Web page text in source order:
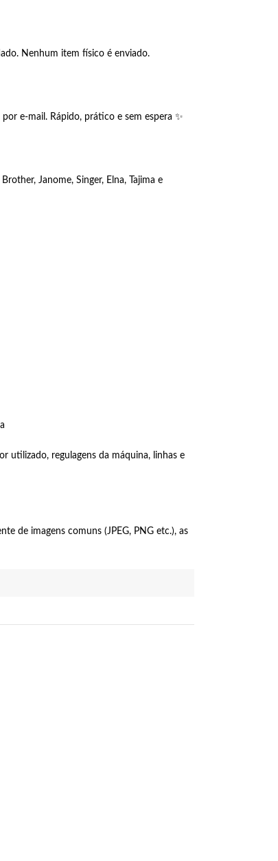
Nenhum item físico é enviado.
por e-mail. Rápido, prático e sem espera ✨
Janome, Singer, Elna, Tajima e
utilizado, regulagens da máquina, linhas e
de imagens comuns (JPEG, PNG etc.), as